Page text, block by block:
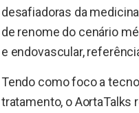
desafiadoras da
de renome do cenário
e endovascular,
Tendo como foco a
tratamento, o AortaTalks